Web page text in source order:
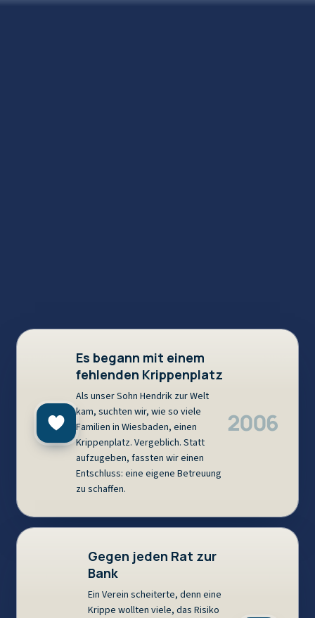
Es begann mit einem
fehlenden Krippenplatz
Als unser Sohn Hendrik zur Welt
kam, suchten wir, wie so viele
Familien in Wiesbaden, einen
Krippenplatz. Vergeblich. Statt
aufzugeben, fassten wir einen
Entschluss: eine eigene Betreuung
zu schaffen.
2006
Gegen jeden Rat zur
Bank
Ein Verein scheiterte, denn eine
Krippe wollten viele, das Risiko